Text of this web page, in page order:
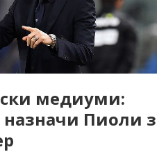
медиуми:
Пиоли